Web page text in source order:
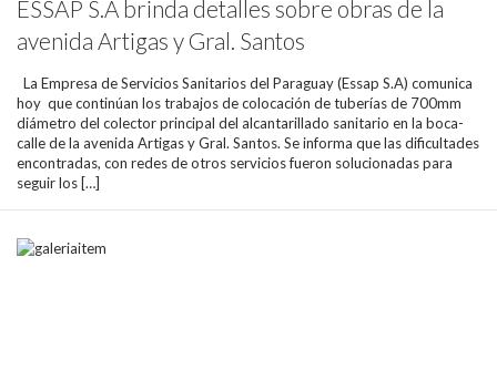
ESSAP S.A brinda detalles sobre obras de la
avenida Artigas y Gral. Santos
La Empresa de Servicios Sanitarios del Paraguay (Essap S.A) comunica
hoy que continúan los trabajos de colocación de tuberías de 700mm
diámetro del colector principal del alcantarillado sanitario en la boca-
calle de la avenida Artigas y Gral. Santos. Se informa que las dificultades
encontradas, con redes de otros servicios fueron solucionadas para
seguir los […]